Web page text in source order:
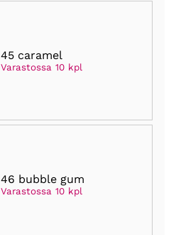
45 caramel
Varastossa 10 kpl
46 bubble gum
Varastossa 10 kpl